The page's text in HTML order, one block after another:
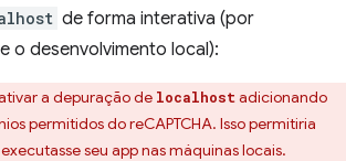
de forma interativa (por
o desenvolvimento local):
a depuração de localhost adicionando
permitidos do reCAPTCHA. Isso permitiria
seu app nas máquinas locais.